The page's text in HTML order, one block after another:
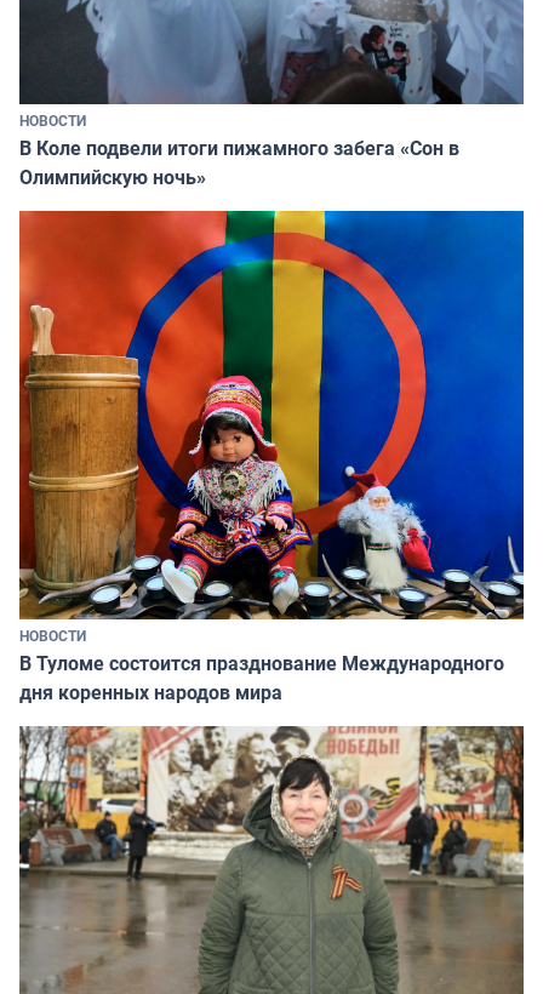
НОВОСТИ
В Коле подвели итоги пижамного забега «Сон в
Олимпийскую ночь»
НОВОСТИ
В Туломе состоится празднование Международного
дня коренных народов мира